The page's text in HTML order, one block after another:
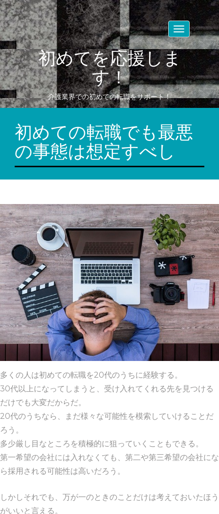
Toggle
navigation
初めてを応援しま
す！
介護業界での初めての転職をサポート！
初めての転職でも最悪
の事態は想定すべし
多くの人は初めての転職を20代のうちに経験する。
30代以上になってしまうと、受け入れてくれる先を見つける
だけでも大変だからだ。
20代のうちなら、まだ様々な可能性を模索していけることだ
ろう。
多少厳し目なところを積極的に狙っていくこともできる。
第一希望の会社には入れなくても、第二や第三希望の会社にな
ら採用される可能性は高いだろう。
しかしそれでも、万が一のときのことだけは考えておいたほう
がいいと言える。